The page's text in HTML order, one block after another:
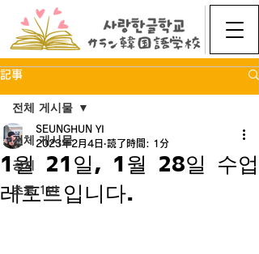
記事
전체 게시물
공지
초등 1반
전체 게시물
1월 21일, 1월 28일 수업
레포트입니다.
SEUNGHUN YI
2023年2月4日 読了時間: 1分